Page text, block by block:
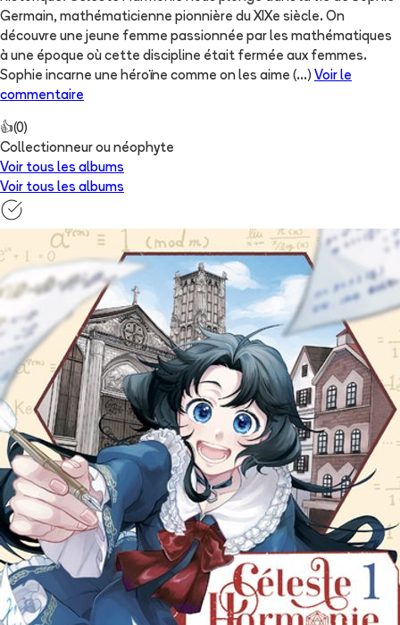
Germain, mathématicienne pionnière du XIXe siècle. On
découvre une jeune femme passionnée par les mathématiques
à une époque où cette discipline était fermée aux femmes.
Sophie incarne une héroïne comme on les aime (...) Voir le
commentaire
👍(0)
Collectionneur ou néophyte
Voir tous les albums
Voir tous les albums